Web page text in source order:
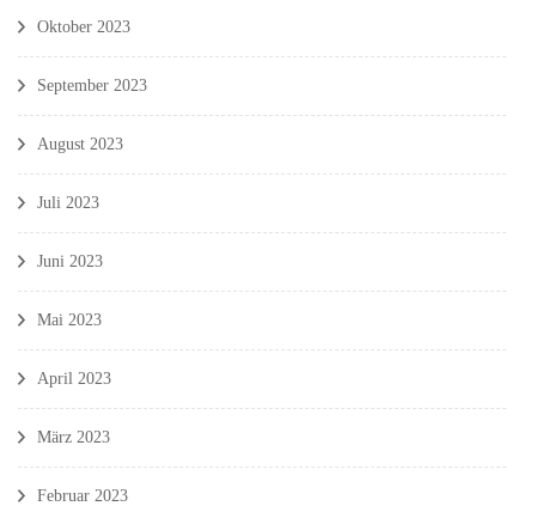
Oktober 2023
September 2023
August 2023
Juli 2023
Juni 2023
Mai 2023
April 2023
März 2023
Februar 2023